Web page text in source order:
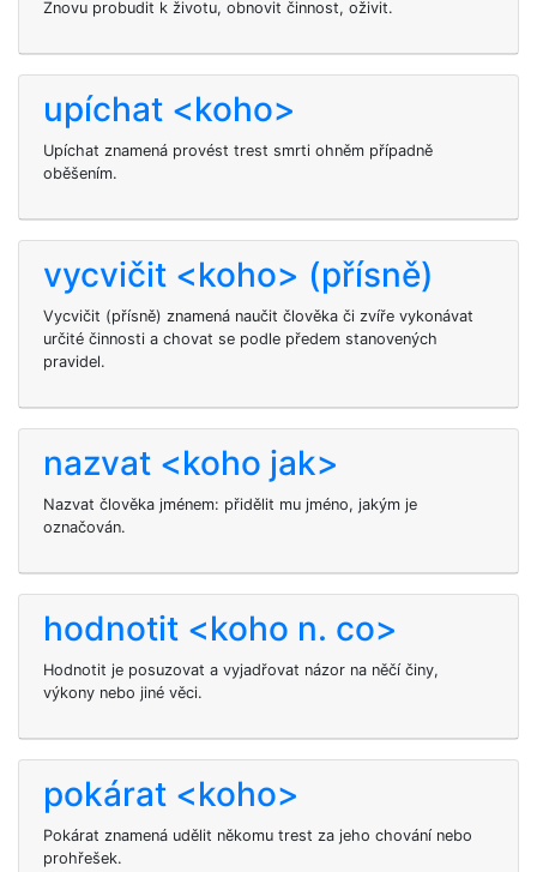
Znovu probudit k životu, obnovit činnost, oživit.
upíchat <koho>
Upíchat znamená provést trest smrti ohněm případně
oběšením.
vycvičit <koho> (přísně)
Vycvičit (přísně) znamená naučit člověka či zvíře vykonávat
určité činnosti a chovat se podle předem stanovených
pravidel.
nazvat <koho jak>
Nazvat člověka jménem: přidělit mu jméno, jakým je
označován.
hodnotit <koho n. co>
Hodnotit je posuzovat a vyjadřovat názor na něčí činy,
výkony nebo jiné věci.
pokárat <koho>
Pokárat znamená udělit někomu trest za jeho chování nebo
prohřešek.